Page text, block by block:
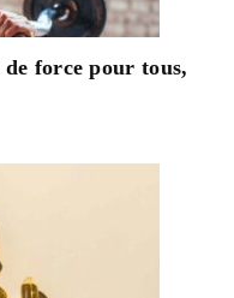
force pour tous,